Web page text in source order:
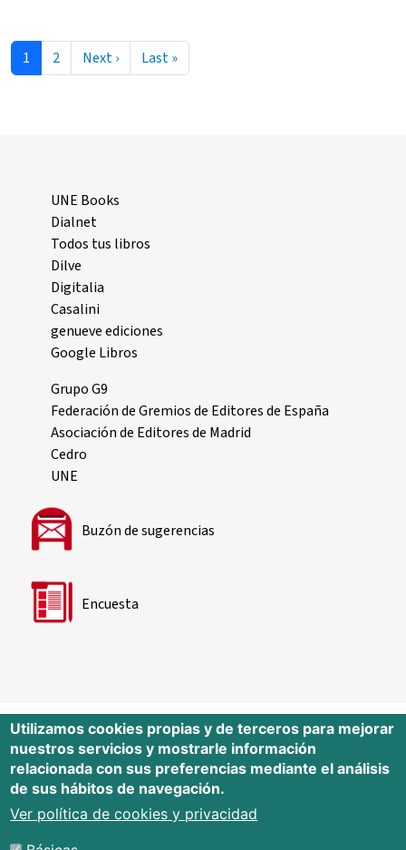
Paginación
1 2 Next ›Siguiente página
Last »Última página
UNE Books
Dialnet
Todos tus libros
Dilve
Digitalia
Casalini
genueve ediciones
Google Libros
Grupo G9
Federación de Gremios de Editores de España
Asociación de Editores de Madrid
Cedro
UNE
Buzón de sugerencias
Encuesta
Editorial Universidad de Cantabria
Edificio Tres Torres, Torre C, planta –1
Avda. Los Castros s/n - 39005
Utilizamos cookies propias y de terceros para mejorar
nuestros servicios y mostrarle información
relacionada con sus preferencias mediante el análisis
de sus hábitos de navegación.
Ver política de cookies y privacidad